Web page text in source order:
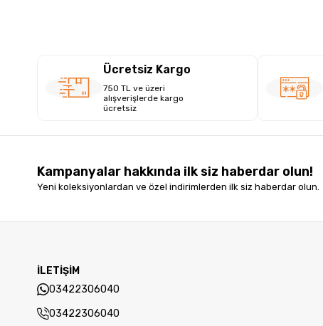
Ücretsiz Kargo
750 TL ve üzeri
alışverişlerde kargo
ücretsiz
Kampanyalar hakkında ilk siz haberdar olun!
Yeni koleksiyonlardan ve özel indirimlerden ilk siz haberdar olun.
İLETİŞİM
03422306040
03422306040